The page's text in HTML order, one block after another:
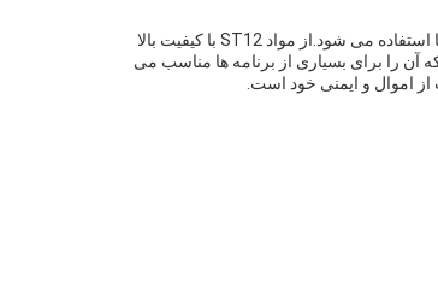
آتش خاموش کننده پودر خشک یک آتش خاموش کننده شیمیایی خشک خودرو است که برای خاموش کردن آتش ناشی از مواد جامد قابل احتراق، مایعات و گاز ها استفاده می شود.از مواد ST12 با کیفیت بالا
است، اطمینان از دوام و قابلیت اطمینان آن. خاموش کننده دارای ظرفیت 1-12 کیلوگرم و فشار آزمایش 27 بار است که آن را برای بسیاری از برنامه ها مناسب می
اموال و ایمنی خود است.